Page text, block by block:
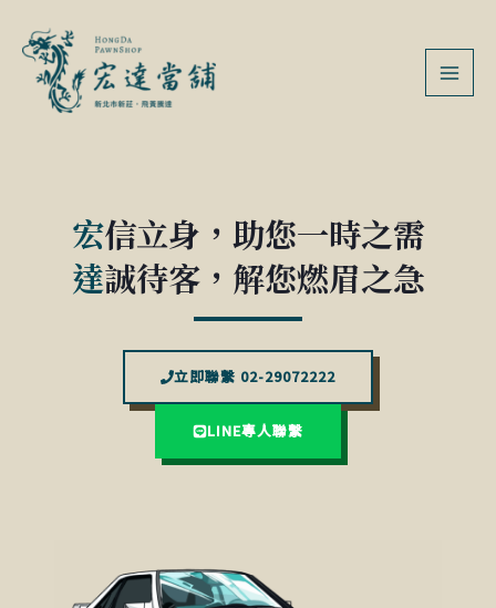
宏信立身，助您一時之需
達誠待客，解您燃眉之急
立即聯繫 02-29072222
LINE專人聯繫